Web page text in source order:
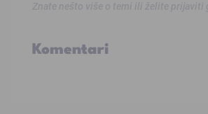
Komentari